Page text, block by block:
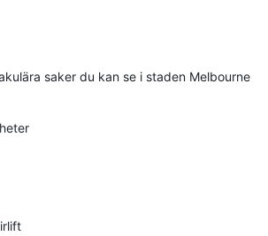
saker du kan se i staden Melbourne